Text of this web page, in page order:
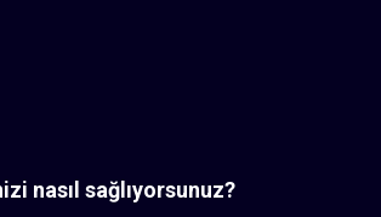
nasıl sağlıyorsunuz?